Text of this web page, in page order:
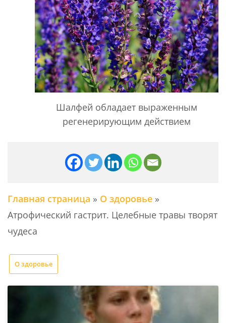
Шалфей обладает выраженным
регенерирующим действием
Главная страница » О здоровье »
Атрофический гастрит. Целебные травы творят
чудеса
О здоровье